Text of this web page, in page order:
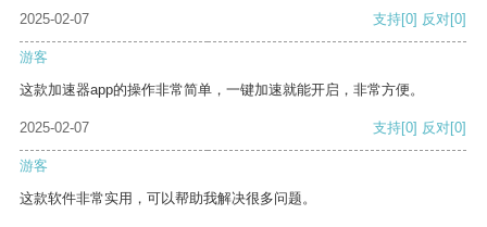
2025-02-07
支持[0] 反对[0]
游客
这款加速器app的操作非常简单，一键加速就能开启，非常方便。
2025-02-07 支持[0] 反对[0]
游客
这款软件非常实用，可以帮助我解决很多问题。